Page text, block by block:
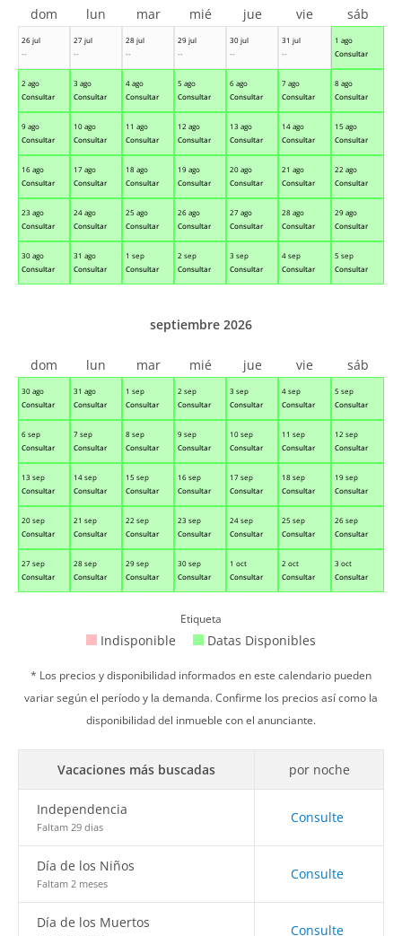
26 jul
--
27 jul
--
28 jul
--
29 jul
--
30 jul
--
31 jul
--
1 ago
Consultar
2 ago
Consultar
3 ago
Consultar
4 ago
Consultar
5 ago
Consultar
6 ago
Consultar
7 ago
Consultar
8 ago
Consultar
9 ago
Consultar
10 ago
Consultar
11 ago
Consultar
12 ago
Consultar
13 ago
Consultar
14 ago
Consultar
15 ago
Consultar
16 ago
Consultar
17 ago
Consultar
18 ago
Consultar
19 ago
Consultar
20 ago
Consultar
21 ago
Consultar
22 ago
Consultar
23 ago
Consultar
24 ago
Consultar
25 ago
Consultar
26 ago
Consultar
27 ago
Consultar
28 ago
Consultar
29 ago
Consultar
30 ago
Consultar
31 ago
Consultar
1 sep
Consultar
2 sep
Consultar
3 sep
Consultar
4 sep
Consultar
5 sep
Consultar
dom lun mar mié jue vie sáb
30 ago
Consultar
31 ago
Consultar
1 sep
Consultar
2 sep
Consultar
3 sep
Consultar
4 sep
Consultar
5 sep
Consultar
6 sep
Consultar
7 sep
Consultar
8 sep
Consultar
9 sep
Consultar
10 sep
Consultar
11 sep
Consultar
12 sep
Consultar
13 sep
Consultar
14 sep
Consultar
15 sep
Consultar
16 sep
Consultar
17 sep
Consultar
18 sep
Consultar
19 sep
Consultar
20 sep
Consultar
21 sep
Consultar
22 sep
Consultar
23 sep
Consultar
24 sep
Consultar
25 sep
Consultar
26 sep
Consultar
27 sep
Consultar
28 sep
Consultar
29 sep
Consultar
30 sep
Consultar
1 oct
Consultar
2 oct
Consultar
3 oct
Consultar
septiembre 2026
dom lun mar mié jue vie sáb
Etiqueta
Indisponible Datas Disponibles
* Los precios y disponibilidad informados en este calendario pueden
variar según el período y la demanda. Confirme los precios así como la
disponibilidad del inmueble con el anunciante.
Vacaciones más buscadas por noche
Independencia
Faltam 29 dias
Consulte
Día de los Niños
Faltam 2 meses
Consulte
Día de los Muertos Consulte